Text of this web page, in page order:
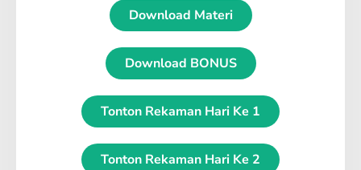
Download Materi
Download BONUS
Tonton Rekaman Hari Ke 1
Tonton Rekaman Hari Ke 2